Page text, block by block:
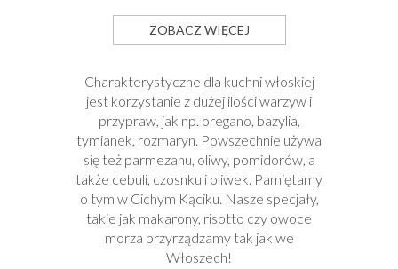
ZOBACZ WIĘCEJ
Charakterystyczne dla kuchni włoskiej
jest korzystanie z dużej ilości warzyw i
przypraw, jak np. oregano, bazylia,
tymianek, rozmaryn. Powszechnie używa
się też parmezanu, oliwy, pomidorów, a
także cebuli, czosnku i oliwek. Pamiętamy
o tym w Cichym Kąciku. Nasze specjały,
takie jak makarony, risotto czy owoce
morza przyrządzamy tak jak we
Włoszech!